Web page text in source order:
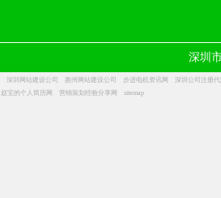
深圳
深圳网站建设公司 惠州网站建设公司 步进电机资讯网
深圳公司注册
赵宝的个人简历网 营销策划经验分享网 sitemap